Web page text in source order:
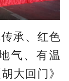
承、红色
气、有温
大回门》